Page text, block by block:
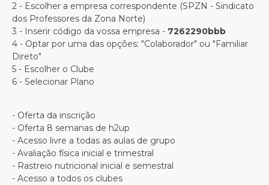
2 - Escolher a empresa correspondente (SPZN - Sindicato
dos Professores da Zona Norte)
3 - Inserir código da vossa empresa - 7262290bbb
4 - Optar por uma das opções: "Colaborador" ou "Familiar
Direto"
5 - Escolher o Clube
6 - Selecionar Plano
- Oferta da inscrição
- Oferta 8 semanas de h2up
- Acesso livre a todas as aulas de grupo
- Avaliação física inicial e trimestral
- Rastreio nutricional inicial e semestral
- Acesso a todos os clubes